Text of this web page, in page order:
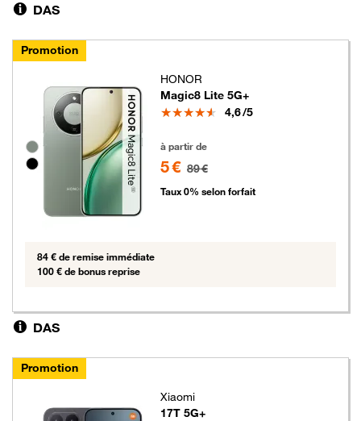
DAS
Promotion
Groupe de couleurs disponibles non sélectionnables
HONOR
Magic8 Lite 5G+
Note
4,6/5
à partir de
5 € 89 €
Taux 0% selon forfait
84 € de remise immédiate
100 € de bonus reprise
DAS
Promotion
Xiaomi
17T 5G+